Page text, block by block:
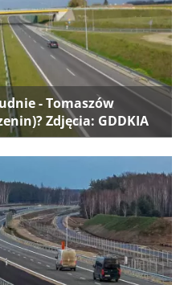
- Tomaszów
Zdjęcia: GDDKIA